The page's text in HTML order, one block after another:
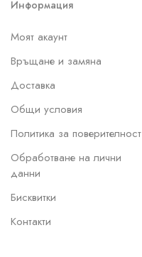
Информация
Моят акаунт
Връщане и замяна
Доставка
Общи условия
Политика за поверителност
Обработване на лични
данни
Бисквитки
Контакти